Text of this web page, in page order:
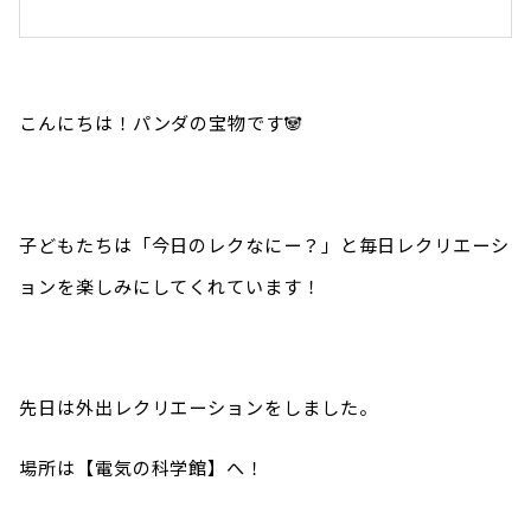
こんにちは！パンダの宝物です🐼
子どもたちは「今日のレクなにー？」と毎日レクリエーシ
ョンを楽しみにしてくれています！
先日は外出レクリエーションをしました。
場所は【電気の科学館】へ！